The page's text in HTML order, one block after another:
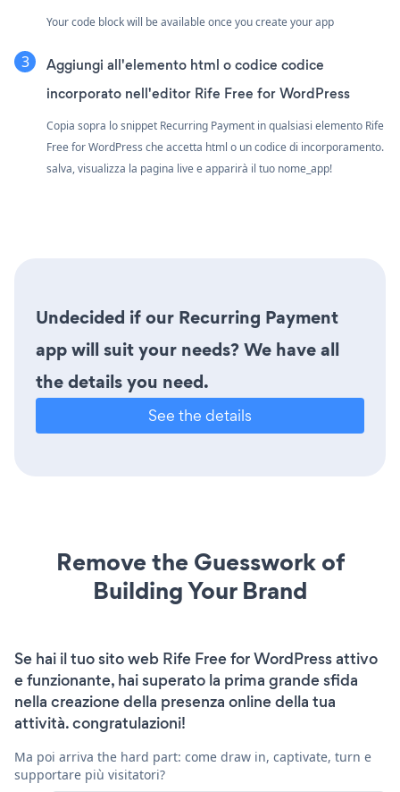
Your code block will be available once you create your app
Aggiungi all'elemento html o codice codice
incorporato nell'editor Rife Free for WordPress
Copia sopra lo snippet Recurring Payment in qualsiasi elemento Rife
Free for WordPress che accetta html o un codice di incorporamento.
salva, visualizza la pagina live e apparirà il tuo nome_app!
Undecided if our Recurring Payment
app will suit your needs? We have all
the details you need.
See the details
Remove the Guesswork of
Building Your Brand
Se hai il tuo sito web Rife Free for WordPress attivo
e funzionante, hai superato la prima grande sfida
nella creazione della presenza online della tua
attività. congratulazioni!
Ma poi arriva the hard part: come draw in, captivate, turn e
supportare più visitatori?